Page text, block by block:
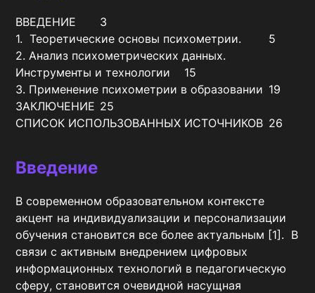
ВВЕДЕНИЕ	3
1.  Теоретические основы психометрии.	5
2. Анализ психометрических данных.
Инструменты и технологии	15
3. Применение психометрии в образовании	19
ЗАКЛЮЧЕНИЕ	25
СПИСОК ИСПОЛЬЗОВАННЫХ ИСТОЧНИКОВ	26
Введение
В современном образовательном контексте
акцент на индивидуализации и персонализации
обучения становится все более актуальным [1].  В
связи с активным внедрением цифровых
информационных технологий в педагогическую
сферу, становится очевидной насущная